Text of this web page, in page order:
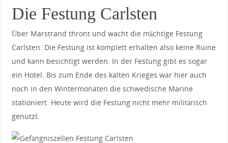
Die Festung Carlsten
Über Marstrand thront und wacht die mächtige Festung
Carlsten. Die Festung ist komplett erhalten also keine Ruine
und kann besichtigt werden. In der Festung gibt es sogar
ein Hotel. Bis zum Ende des kalten Krieges war hier auch
noch in den Wintermonaten die schwedische Marine
stationiert. Heute wird die Festung nicht mehr militärisch
genutzt.